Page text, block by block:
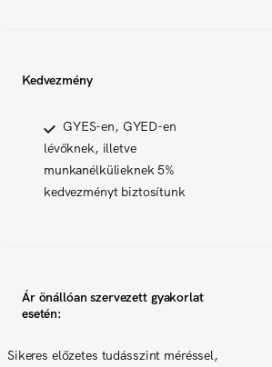
Kedvezmény
GYES-en, GYED-en
lévőknek, illetve
munkanélkülieknek 5%
kedvezményt biztosítunk
Ár önállóan szervezett gyakorlat
esetén:
Sikeres előzetes tudásszint méréssel,